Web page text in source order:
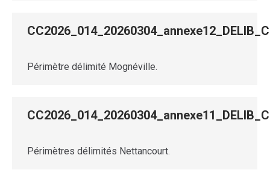
Périmètre délimité Mognéville.
Périmètres délimités Nettancourt.